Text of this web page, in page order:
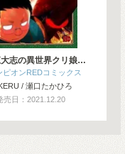
志の異世界クリ娘…
ピオンREDコミックス
/ 瀬口たかひろ
売日：2021.12.20